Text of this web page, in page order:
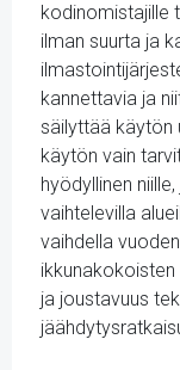
kodinomistajille
ilman suurta ja
kannettavia ja
säilyttää käytön
käytön vain
hyödyllinen
vaihtelevilla
vaihdella
ja joustavuus